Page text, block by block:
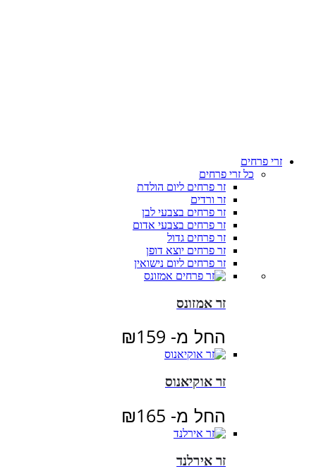
זרי פרחים
כל זרי פרחים
זר פרחים ליום הולדת
זר ורדים
זר פרחים בצבעי לבן
זר פרחים בצבעי אדום
זר פרחים גדול
זר פרחים יוצא דופן
זר פרחים ליום נישואין
זר אמזונס
החל מ- ₪159
זר אוקיאנוס
החל מ- ₪165
זר אירלנד